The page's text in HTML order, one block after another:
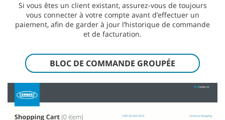
Si vous êtes un client existant, assurez-vous de toujours
vous connecter à votre compte avant d’effectuer un
paiement, afin de garder à jour l’historique de commande
et de facturation.
BLOC DE COMMANDE GROUPÉE